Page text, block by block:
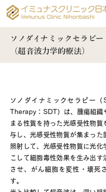
ソノダイナミックセラピー
（超音波力学的療法）
ソノダイナミックセラピー（
Therapy：SDT）は、腫瘍組織
まる性質を持った光感受性物質
与し、光感受性物質が集まった
照射して、光感受性物質に光化
こして細胞毒性効果を生み出す
させ、がん細胞を変性・壊死
す。